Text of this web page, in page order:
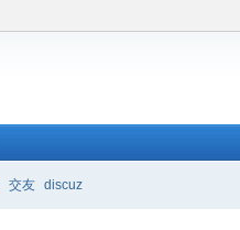
交友 discuz